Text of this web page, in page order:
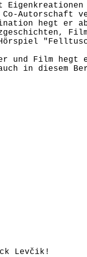
Autorschaft
hegt er
und Film
in diesem
Levčik!